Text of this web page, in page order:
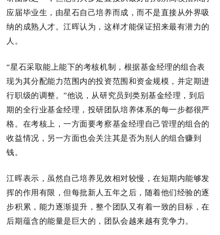
应届毕业生，由星石自己培养而成，而不是直接从外界吸
纳的成熟人才。江晖认为，这样才能保证招来最有潜力的
人。
“星石采取能上能下的考核机制，根据基金经理的组合表
现为其分配能力范围内的投资范围和资金规模，并定期进
行职级的调整。”他说，从研究员到类别基金经理，到后
期的全行业基金经理，投研团队培养体系的每一步都很严
格。 在考核上，一方面要考察基金经理自己管理的组合的
收益情况，另一方面也会关注其是否为别人的组合赚到
钱。
江晖表示，虽然自己培养见效相对较慢，在短期内能够发
挥的作用有限，但每批新人五年之后，随着他们经验的逐
步积累，能力逐渐提升，整个团队又有着一致的目标，在
后期蕴含的能量是巨大的，团队会越来越有竞争力。